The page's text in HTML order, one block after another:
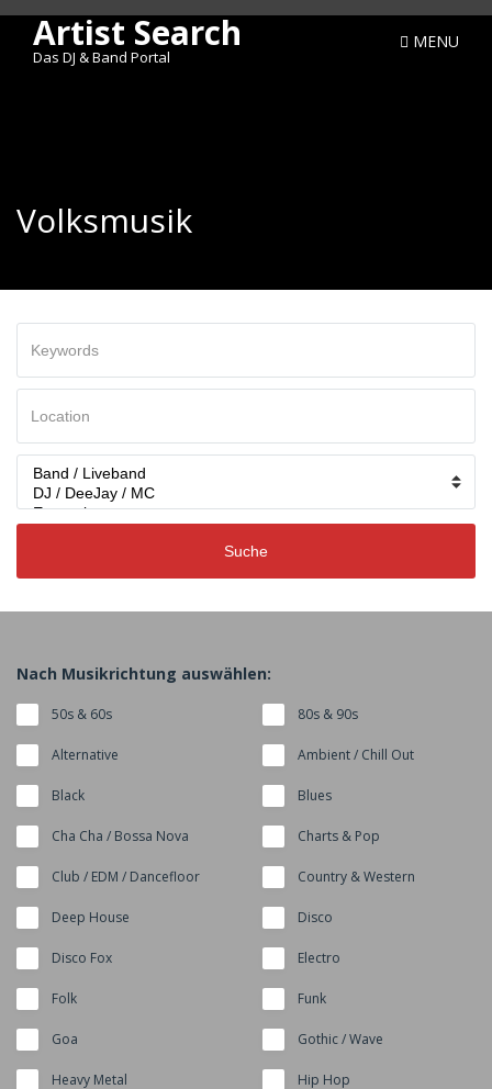
Artist Search
Das DJ & Band Portal
MENU
Volksmusik
Region
Categories
Suche
Nach Musikrichtung auswählen:
50s & 60s 80s & 90s
Alternative Ambient / Chill Out
Black Blues
Cha Cha / Bossa Nova Charts & Pop
Club / EDM / Dancefloor Country & Western
Deep House Disco
Disco Fox Electro
Folk Funk
Goa Gothic / Wave
Heavy Metal Hip Hop